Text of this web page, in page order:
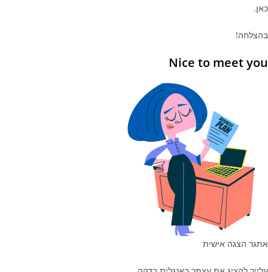
כאן.
בהצלחה!
Nice to meet you
אתגר הצגה אישית